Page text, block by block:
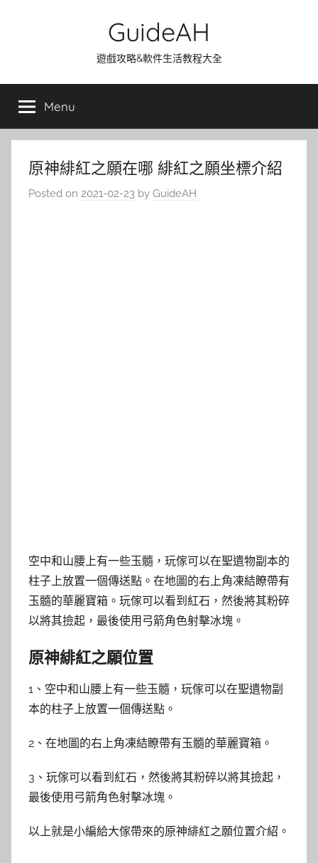
GuideAH
遊戲攻略&軟件生活教程大全
Menu
原神緋紅之願在哪 緋紅之願坐標介紹
Posted on 2021-02-23 by GuideAH
空中和山腰上有一些玉髓，玩傢可以在聖遺物副本的
柱子上放置一個傳送點。在地圖的右上角凍結瞭帶有
玉髓的華麗寶箱。玩傢可以看到紅石，然後將其粉碎
以將其撿起，最後使用弓箭角色射擊冰塊。
原神緋紅之願位置
1、空中和山腰上有一些玉髓，玩傢可以在聖遺物副
本的柱子上放置一個傳送點。
2、在地圖的右上角凍結瞭帶有玉髓的華麗寶箱。
3、玩傢可以看到紅石，然後將其粉碎以將其撿起，
最後使用弓箭角色射擊冰塊。
以上就是小編給大傢帶來的原神緋紅之願位置介紹。